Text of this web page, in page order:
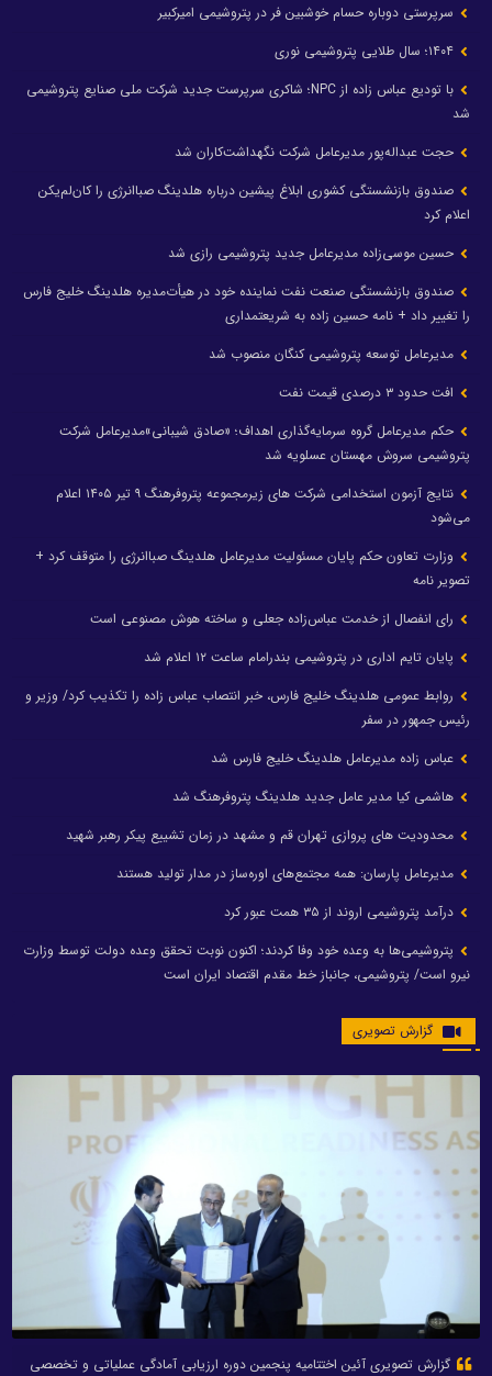
سرپرستی دوباره حسام خوشبین فر در پتروشیمی امیرکبیر
با تودیع عباس زاده از NPC؛ شاکری سرپرست جدید شرکت ملی صنایع پتروشیمی
شد
حجت عبداله‌پور مدیرعامل شرکت نگهداشت‌کاران شد
صندوق بازنشستگی کشوری ابلاغ پیشین درباره هلدینگ صباانرژی را کان‌لم‌یکن
اعلام کرد
حسین موسی‌زاده مدیرعامل جدید پتروشیمی رازی شد
صندوق بازنشستگی صنعت نفت نماینده خود در هیأت‌مدیره هلدینگ خلیج فارس
را تغییر داد + نامه حسین زاده به شریعتمداری
مدیرعامل توسعه پتروشیمی کنگان منصوب شد
افت حدود ۳ درصدی قیمت نفت
حکم مدیرعامل گروه سرمایه‌گذاری اهداف؛ «صادق شیبانی»مدیرعامل شرکت
پتروشیمی سروش مهستان عسلویه شد
نتایج آزمون استخدامی شرکت های زیرمجموعه پتروفرهنگ ۹ تیر ۱۴۰۵ اعلام
می‌شود
وزارت تعاون حکم پایان مسئولیت مدیرعامل هلدینگ صباانرژی را متوقف کرد +
تصویر نامه
رای انفصال از خدمت عباس‌زاده جعلی و ساخته هوش مصنوعی است
پایان تایم اداری در پتروشیمی بندرامام ساعت ۱۲ اعلام شد
روابط عمومی هلدینگ خلیج فارس، خبر انتصاب عباس زاده را تکذیب کرد/ وزیر و
رئیس جمهور در سفر
عباس زاده مدیرعامل هلدینگ خلیج فارس شد
هاشمی کیا مدیر عامل جدید هلدینگ پتروفرهنگ شد
محدودیت های پروازی تهران قم و مشهد در زمان تشییع پیکر رهبر شهید
مدیرعامل پارسان: همه مجتمع‌های اوره‌ساز در مدار تولید هستند
درآمد پتروشیمی اروند از ۳۵ همت عبور کرد
پتروشیمی‌ها به وعده خود وفا کردند؛ اکنون نوبت تحقق وعده دولت توسط وزارت
نیرو است/ پتروشیمی، جانباز خط مقدم اقتصاد ایران است
گزارش تصویری
گزارش تصویری آئین اختتامیه پنجمین دوره ارزیابی آمادگی عملیاتی و تخصصی